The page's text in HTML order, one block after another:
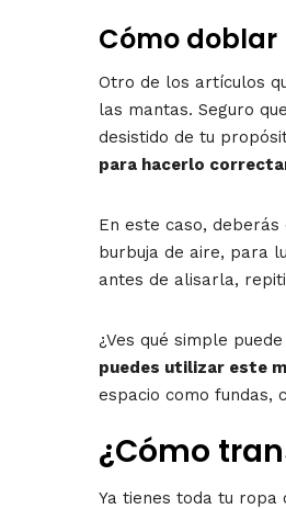
Cómo
Otro de los artículos
las mantas. Seguro
desistido de tu
para hacerlo
En este caso,
burbuja de aire, para
antes de alisarla,
¿Ves qué simple
puedes utilizar este
espacio como fundas,
¿Cómo
Ya tienes toda tu ropa